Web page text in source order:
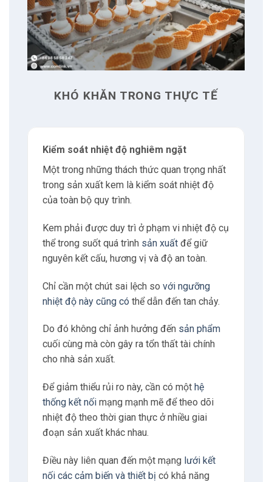
3.5 Phù hợp môi trường lạnh
3.6 Độ tin cậy được cải thiện
Liên hệ
5.2 Giờ làm việc
5.3 E-mail
Tư vấn
KHÓ KHĂN TRONG THỰC TẾ
Kiểm soát nhiệt độ nghiêm ngặt
Một trong những thách thức quan trọng nhất
trong sản xuất kem là kiểm soát nhiệt độ
của toàn bộ quy trình.
Kem phải được duy trì ở phạm vi nhiệt độ cụ
thể trong suốt quá trình sản xuấtđể giữ
nguyên kết cấu, hương vị và độ an toàn.
Chỉ cần một chút sai lệch so với ngưỡng
nhiệt độ này cũng có thể dẫn đến tan chảy.
Do đó không chỉ ảnh hưởng đến sản phẩm
cuối cùng mà còn gây ra tổn thất tài chính
cho nhà sản xuất.
Để giảm thiểu rủi ro này, cần có một hệ
thống kết nốimạng mạnh mẽ để theo dõi
nhiệt độ theo thời gian thực ở nhiều giai
đoạn sản xuất khác nhau.
Điều này liên quan đến một mạng lưới kết
nối các cảm biến và thiết bị có khả năng